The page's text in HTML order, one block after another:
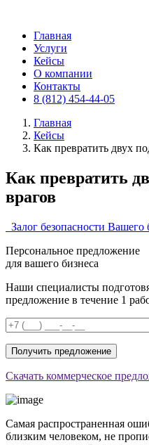
Главная
Услуги
Кейсы
О компании
Контакты
8 (812) 454-44-05
Главная
Кейсы
Как превратить двух
Как превратить
врагов
Залог безопасности Вашего
Персональное предложение
для вашего бизнеса
Наши специалисты
предложение в течение 1
Скачать коммерческое
Самая распространенная
близким человеком, не